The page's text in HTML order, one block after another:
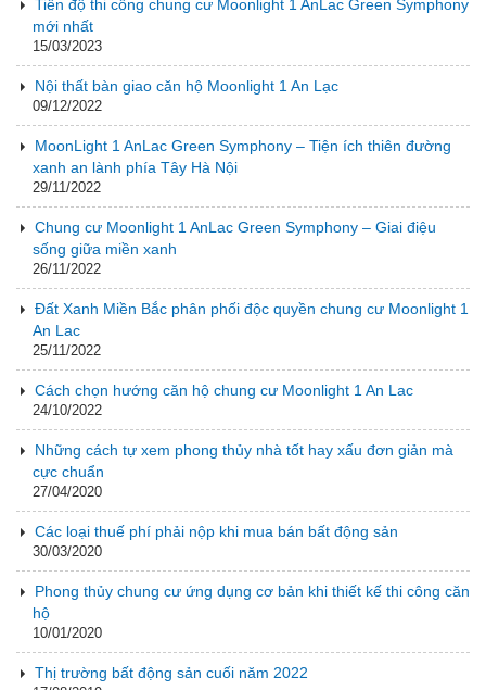
Tiến độ thi công chung cư Moonlight 1 AnLac Green Symphony
mới nhất
15/03/2023
Nội thất bàn giao căn hộ Moonlight 1 An Lạc
09/12/2022
MoonLight 1 AnLac Green Symphony – Tiện ích thiên đường
xanh an lành phía Tây Hà Nội
29/11/2022
Chung cư Moonlight 1 AnLac Green Symphony – Giai điệu
sống giữa miền xanh
26/11/2022
Đất Xanh Miền Bắc phân phối độc quyền chung cư Moonlight 1
An Lac
25/11/2022
Cách chọn hướng căn hộ chung cư Moonlight 1 An Lac
24/10/2022
Những cách tự xem phong thủy nhà tốt hay xấu đơn giản mà
cực chuẩn
27/04/2020
Các loại thuế phí phải nộp khi mua bán bất động sản
30/03/2020
Phong thủy chung cư ứng dụng cơ bản khi thiết kế thi công căn
hộ
10/01/2020
Thị trường bất động sản cuối năm 2022